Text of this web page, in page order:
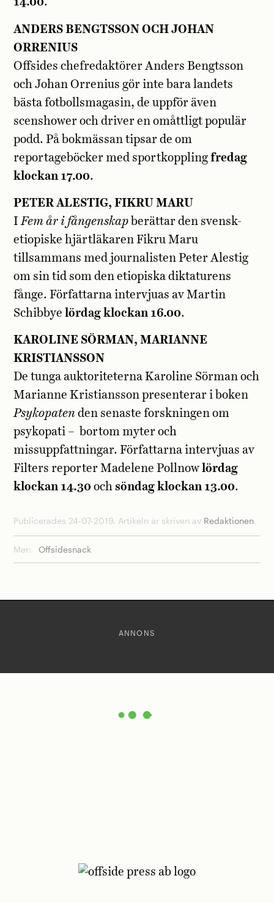
ANDERS BENGTSSON OCH JOHAN
ORRENIUS
Offsides chefredaktörer Anders Bengtsson
och Johan Orrenius gör inte bara landets
bästa fotbollsmagasin, de uppför även
scenshower och driver en omåttligt populär
podd. På bokmässan tipsar de om
reportageböcker med sportkopplingfredag
klockan 17.00.
PETER ALESTIG, FIKRU MARU
IFem år i fångenskap berättar den svensk-
etiopiske hjärtläkaren Fikru Maru
tillsammans med journalisten Peter Alestig
om sin tid som den etiopiska diktaturens
fånge. Författarna intervjuas av Martin
Schibbyelördag klockan 16.00.
KAROLINE SÖRMAN, MARIANNE
KRISTIANSSON
De tunga auktoriteterna Karoline Sörman och
Marianne Kristiansson presenterar i boken
Psykopatenden senaste forskningen om
psykopati – bortom myter och
missuppfattningar. Författarna intervjuas av
Filters reporter Madelene Pollnowlördag
klockan 14.30 ochsöndag klockan 13.00.
Publicerades 24-07-2019. Artikeln är skriven av Redaktionen.
Mer: Offsidesnack
ANNONS